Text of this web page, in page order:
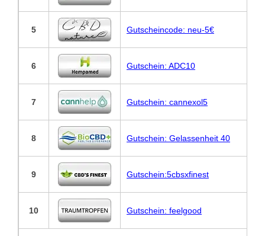
5 Gutscheincode: neu-5€
6 Gutschein: ADC10
7 Gutschein: cannexol5
8 Gutschein: Gelassenheit 40
9 Gutschein:5cbsxfinest
10 Gutschein: feelgood